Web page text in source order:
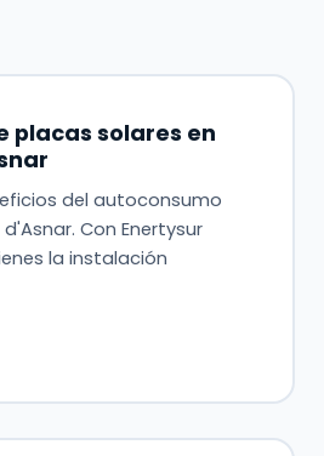
placas solares en
del autoconsumo
Con Enertysur
la instalación